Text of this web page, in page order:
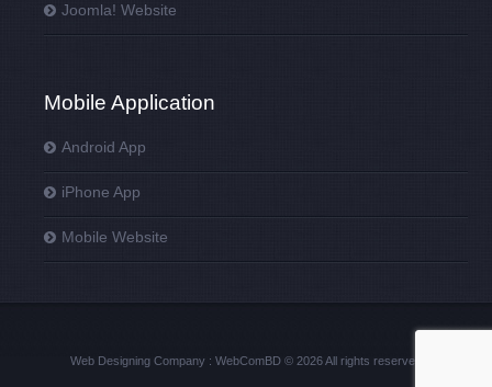
Joomla! Website
Mobile Application
Android App
iPhone App
Mobile Website
Web Designing Company : WebComBD © 2026 All rights reserved